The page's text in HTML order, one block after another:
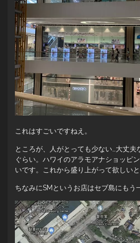
これはすごいですねえ。
ところが、人がとっても少ない…大丈夫
ぐらい。ハワイのアラモアナショッピ
いです。これから盛り上がって欲しいと
ちなみにSMというお店はセブ島にもう